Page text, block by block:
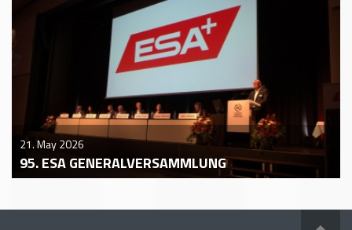
21. May 2026
95. ESA GENERALVERSAMMLUNG